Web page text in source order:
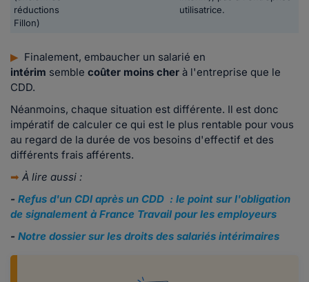
réductions
Fillon)
utilisatrice.
▶ Finalement, embaucher un salarié en
intérim semble coûter moins cher à l'entreprise que le
CDD.
Néanmoins, chaque situation est différente. Il est donc
impératif de calculer ce qui est le plus rentable pour vous
au regard de la durée de vos besoins d'effectif et des
différents frais afférents.
➡ À lire aussi :
- Refus d'un CDI après un CDD : le point sur l'obligation
de signalement à France Travail pour les employeurs
- Notre dossier sur les droits des salariés intérimaires